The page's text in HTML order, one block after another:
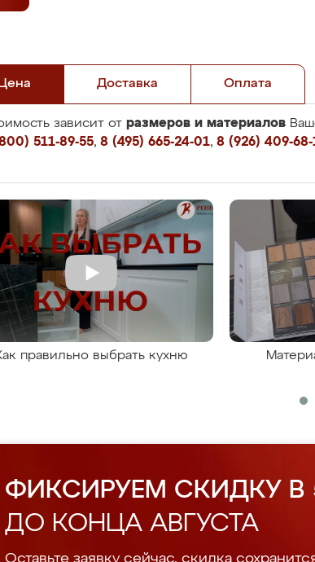
Цена Доставка Оплата
зависит от размеров и материалов
511-89-55, 8 (495) 665-24-01, 8 (926) 409-68-
правильно выбрать кухню
ФИКСИРУЕМ СКИДКУ В
ДО КОНЦА АВГУСТА
Оставьте заявку сейчас, скидка